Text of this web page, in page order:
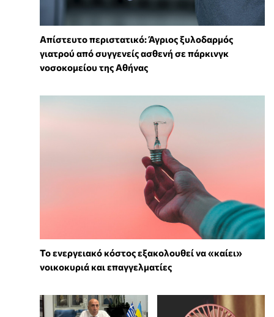
Απίστευτο περιστατικό: Άγριος ξυλοδαρμός
γιατρού από συγγενείς ασθενή σε πάρκινγκ
νοσοκομείου της Αθήνας
Το ενεργειακό κόστος εξακολουθεί να «καίει»
νοικοκυριά και επαγγελματίες